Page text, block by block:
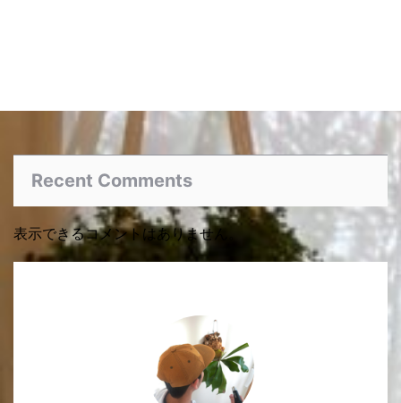
Recent Comments
表示できるコメントはありません。